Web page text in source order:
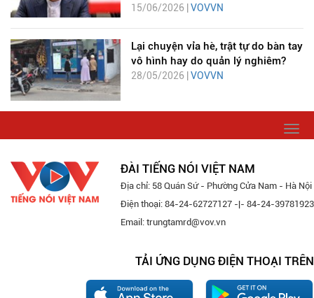
15/06/2026 | VOVVN
Lại chuyện vỉa hè, trật tự do bàn tay
vô hình hay do quản lý nghiêm?
28/05/2026 | VOVVN
ĐÀI TIẾNG NÓI VIỆT NAM
Địa chỉ: 58 Quán Sứ - Phường Cửa Nam - Hà Nội
Điện thoại: 84-24-62727127 -|- 84-24-39781923
Email: trungtamrd@vov.vn
TẢI ỨNG DỤNG ĐIỆN THOẠI TRÊN